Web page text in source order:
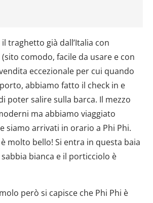
traghetto già dall’Italia con
comodo, facile da usare e con
eccezionale per cui quando
abbiamo fatto il check in e
poter salire sulla barca. Il mezzo
ma abbiamo viaggiato
siamo arrivati in orario a Phi Phi.
è molto bello! Si entra in questa baia
bianca e il porticciolo è
però si capisce che Phi Phi è